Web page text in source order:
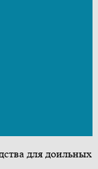
для доильных